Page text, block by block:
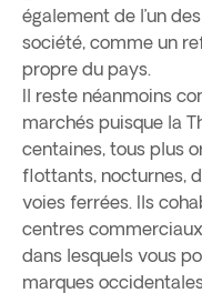
également de l’un
société, comme un
propre du pays.
Il reste néanmoins
marchés puisque la
centaines, tous plus
flottants, nocturnes,
voies ferrées. Ils
centres
dans lesquels vous
marques